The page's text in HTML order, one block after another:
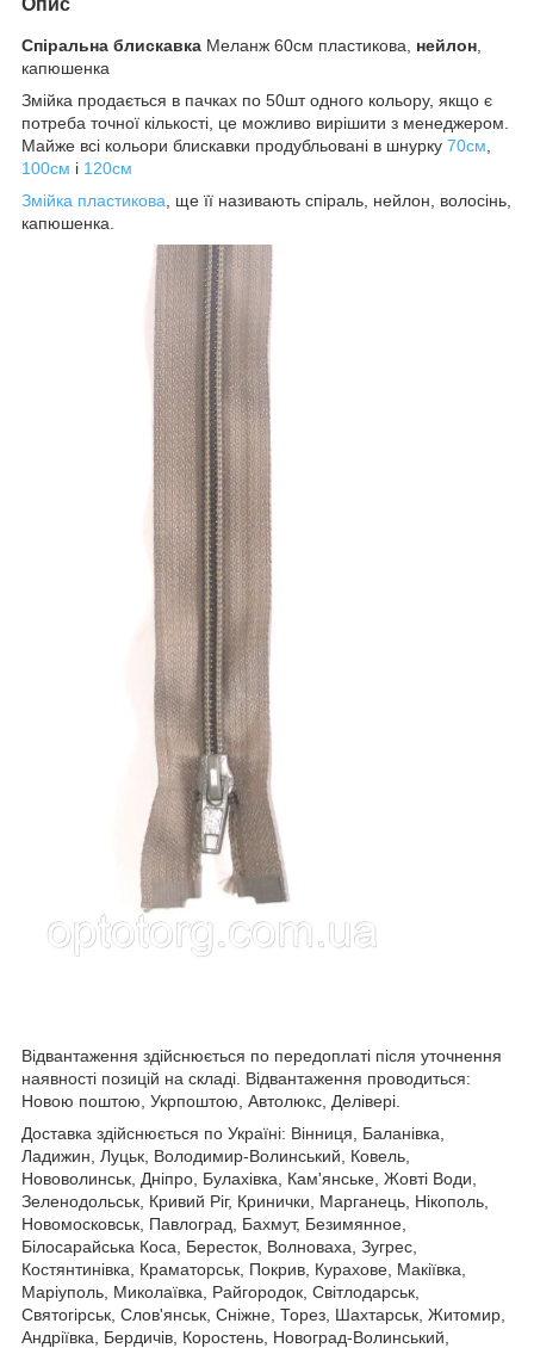
Спіральна блискавка Меланж 60см пластикова, нейлон
капюшенка
Змійка продається в пачках по 50шт одного кольору, якщо є
потреба точної кількості, це можливо вирішити з менеджером.
Майже всі кольори блискавки продубльовані в шнурку 70см
100см і 120см
Змійка пластикова , ще її називають спіраль, нейлон, волосінь,
капюшенка.
Відвантаження здійснюється по передоплаті після уточнення
наявності позицій на складі. Відвантаження проводиться:
Новою поштою, Укрпоштою, Автолюкс, Делівері.
Доставка здійснюється по Україні: Вінниця, Баланівка,
Ладижин, Луцьк, Володимир-Волинський, Ковель,
Нововолинськ, Дніпро, Булахівка, Кам'янське, Жовті Води,
Зеленодольськ, Кривий Ріг, Кринички, Марганець, Нікополь,
Новомосковськ, Павлоград, Бахмут, Безимянное,
Білосарайська Коса, Бересток, Волноваха, Зугрес,
Костянтинівка, Краматорськ, Покрив, Курахове, Макіївка,
Маріуполь, Миколаївка, Райгородок, Світлодарськ,
Святогірськ, Слов'янськ, Сніжне, Торез, Шахтарськ, Житомир,
Андріївка, Бердичів, Коростень, Новоград-Волинський,